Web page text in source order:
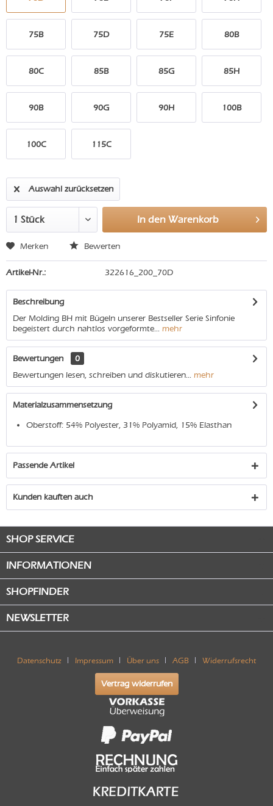
75B 75D 75E 80B
80C 85B 85G 85H
90B 90G 90H 100B
100C 115C
Auswahl zurücksetzen
In den Warenkorb
Merken Bewerten
Artikel-Nr.: 322616_200_70D
Beschreibung
Der Molding BH mit Bügeln unserer Bestseller Serie Sinfonie
begeistert durch nahtlos vorgeformte... mehr
Bewertungen
0
Bewertungen lesen, schreiben und diskutieren... mehr
Materialzusammensetzung
Oberstoff: 54% Polyester, 31% Polyamid, 15% Elasthan
Passende Artikel
Kunden kauften auch
SHOP SERVICE
INFORMATIONEN
SHOPFINDER
NEWSLETTER
Datenschutz Impressum Über uns AGB Widerrufsrecht
Vertrag widerrufen